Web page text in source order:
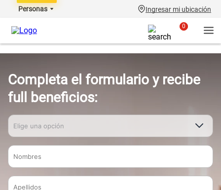
Personas Ingresar mi ubicación
0
Completa el formulario y recibe
full beneficios: